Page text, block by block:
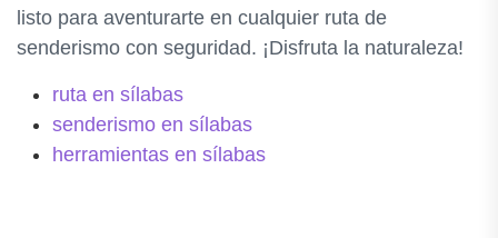
listo para aventurarte en cualquier ruta de
senderismo con seguridad. ¡Disfruta la naturaleza!
ruta en sílabas
senderismo en sílabas
herramientas en sílabas